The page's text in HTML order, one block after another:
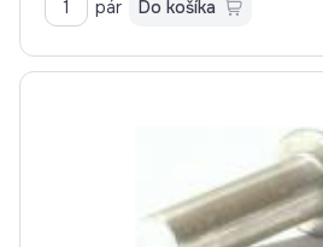
pár Do košíka